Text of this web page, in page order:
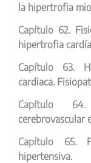
la hipertrofia
Capítulo 62.
hipertrofia
Capítulo 63.
cardiaca.
Capítulo
cerebrovascular
Capítulo 65.
hipertensiva.